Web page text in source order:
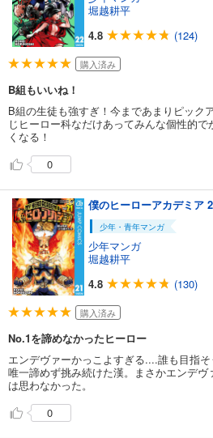
堀越耕平
4.8
(124)
購入済み
B組もいいね！
B組の生徒も強すぎ！今まであまりピック
じヒーロー科なだけあってみんな個性的
くなる！
0
僕のヒーローアカデミア
少年・青年マンガ
少年マンガ
堀越耕平
4.8
(130)
購入済み
No.1を諦めなかったヒーロー
エンデヴァーかっこよすぎる....誰も目指
唯一諦めず挑み続けた漢。まさかエンデヴ
は思わなかった。
0